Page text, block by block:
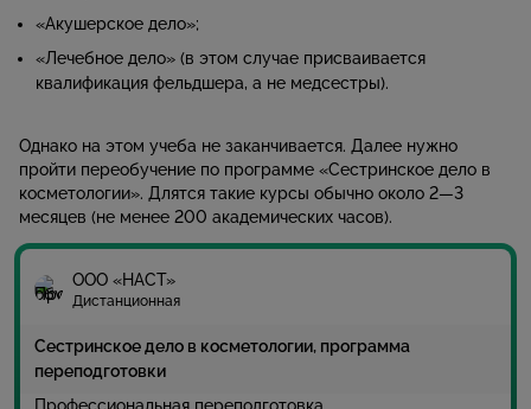
«Акушерское дело»;
«Лечебное дело» (в этом случае присваивается
квалификация фельдшера, а не медсестры).
Однако на этом учеба не заканчивается. Далее нужно
пройти переобучение по программе «Сестринское дело в
косметологии». Длятся такие курсы обычно около 2—3
месяцев (не менее 200 академических часов).
ООО «НАСТ»
Дистанционная
Сестринское дело в косметологии, программа
переподготовки